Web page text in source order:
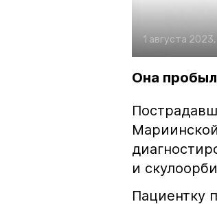
1 августа
Она
и
Пациентку